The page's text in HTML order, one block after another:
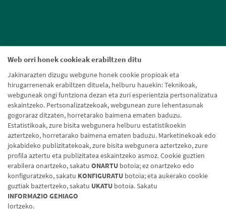
Web orri honek cookieak erabiltzen ditu
Jakinarazten dizugu webgune honek cookie propioak eta
hirugarrenenak erabiltzen dituela, helburu hauekin: Teknikoak,
webguneak ongi funtziona dezan eta zuri esperientzia pertsonalizatua
eskaintzeko. Pertsonalizatzekoak, webgunean zure lehentasunak
gogoraraz ditzaten, horretarako baimena ematen baduzu.
Estatistikoak, zure bisita webgunera helburu estatistikoekin
aztertzeko, horretarako baimena ematen baduzu. Marketinekoak edo
jokabideko publizitatekoak, zure bisita webgunera aztertzeko, zure
profila aztertu eta publizitatea eskaintzeko asmoz. Cookie guztien
erabilera onartzeko, sakatu ONARTU botoia; ez onartzeko edo
konfiguratzeko, sakatu KONFIGURATU botoia; eta aukerako cookie
guztiak baztertzeko, sakatu UKATU botoia. Sakatu
INFORMAZIO GEHIAGO
lortzeko.
Cookien politika